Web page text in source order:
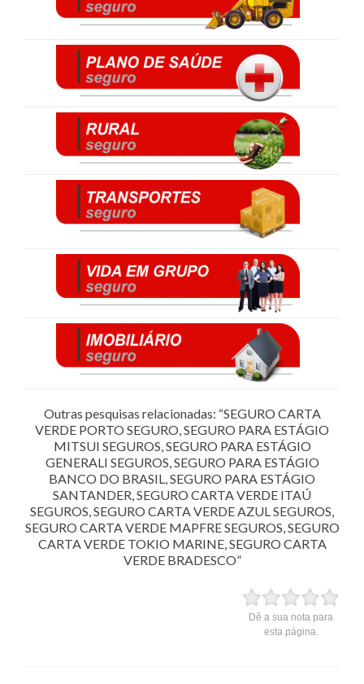
Outras pesquisas relacionadas: “SEGURO CARTA
VERDE PORTO SEGURO, SEGURO PARA ESTÁGIO
MITSUI SEGUROS, SEGURO PARA ESTÁGIO
GENERALI SEGUROS, SEGURO PARA ESTÁGIO
BANCO DO BRASIL, SEGURO PARA ESTÁGIO
SANTANDER, SEGURO CARTA VERDE ITAÚ
SEGUROS, SEGURO CARTA VERDE AZUL SEGUROS,
SEGURO CARTA VERDE MAPFRE SEGUROS, SEGURO
CARTA VERDE TOKIO MARINE, SEGURO CARTA
VERDE BRADESCO”
Dê a sua nota para
esta página.